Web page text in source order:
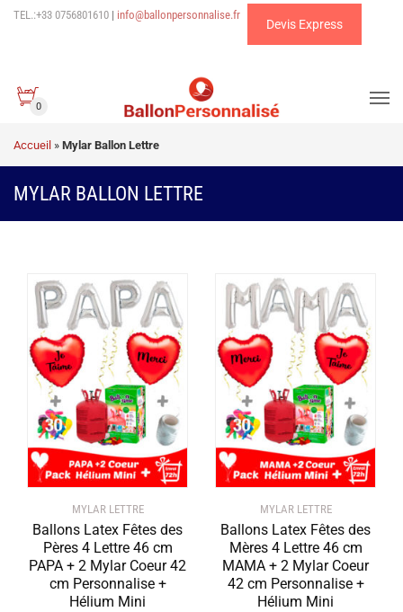
TEL.:+33 0756801610 | info@ballonpersonnalise.fr
Devis Express
0
Accueil » Mylar Ballon Lettre
MYLAR BALLON LETTRE
MYLAR LETTRE
Ballons Latex Fêtes des
Pères 4 Lettre 46 cm
PAPA + 2 Mylar Coeur 42
cm Personnalise +
Hélium Mini
MYLAR LETTRE
Ballons Latex Fêtes des
Mères 4 Lettre 46 cm
MAMA + 2 Mylar Coeur
42 cm Personnalise +
Hélium Mini